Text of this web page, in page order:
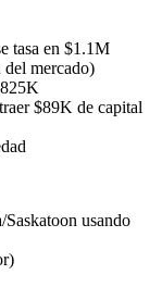
tasa en $1.1M
mercado)
$89K de capital
usando